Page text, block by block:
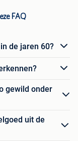
FAQ
de jaren 60?
gewild onder
uit de